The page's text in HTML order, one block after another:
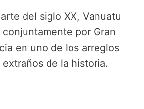
del siglo XX, Vanuatu
por Gran
en uno de los arreglos
de la historia.